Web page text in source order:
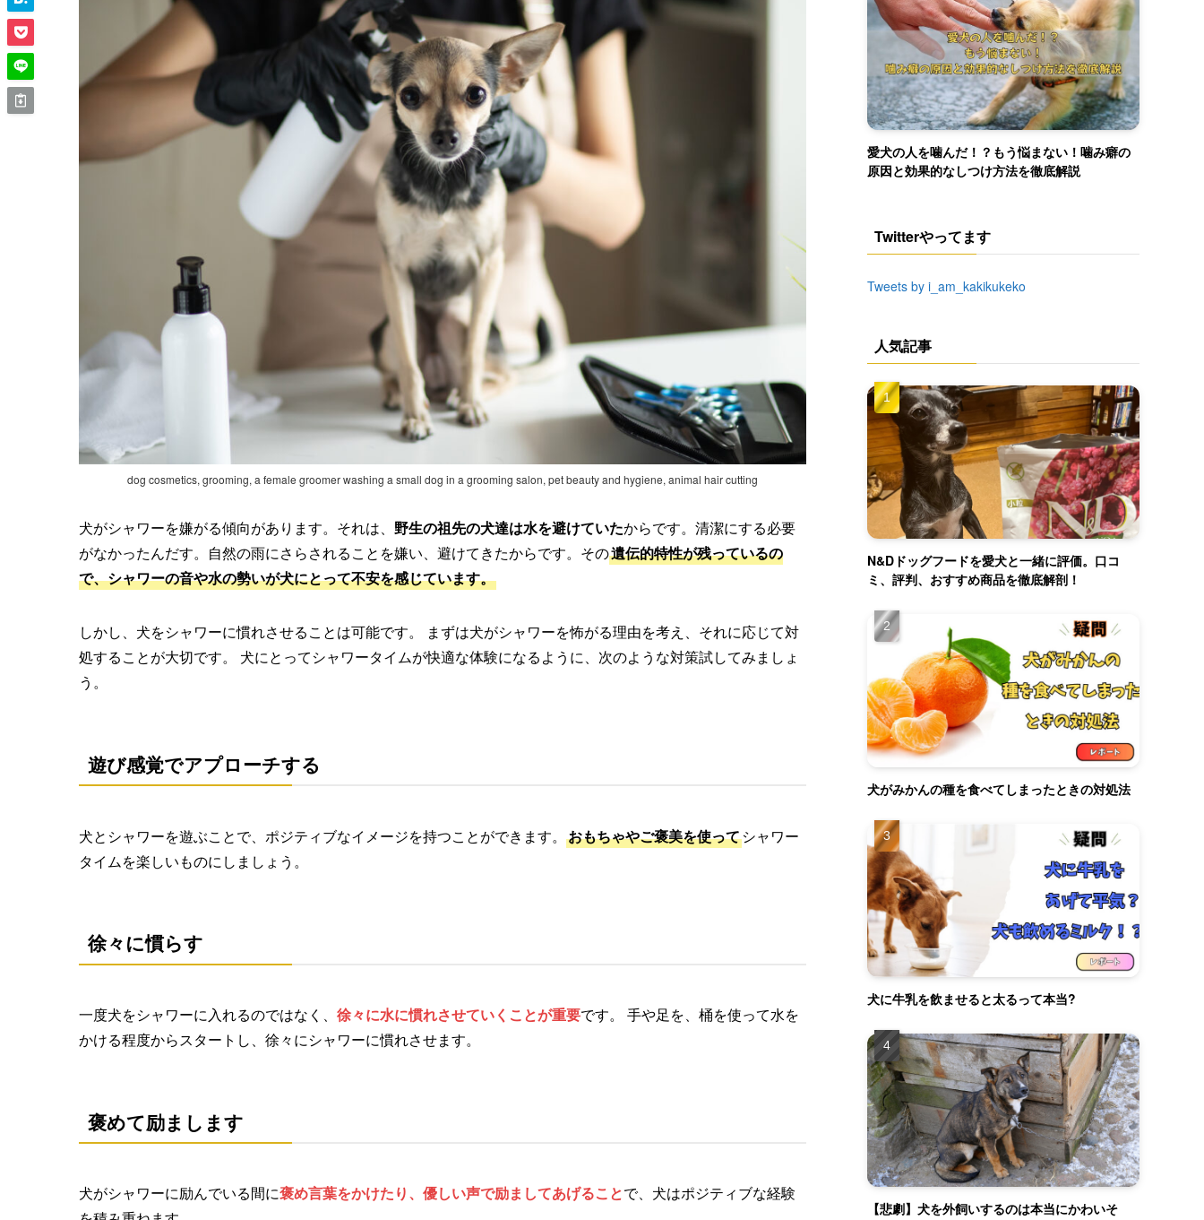
dog cosmetics, grooming, a female groomer washing a small dog in a grooming salon, pet beauty and hygiene, animal hair cutting
犬がシャワーを嫌がる傾向があります。それは、 野生の祖先の犬達は水を避けていたからです。清潔にする必要
がなかったんだす。自然の雨にさらされることを嫌い、避けてきたからです。その遺伝的特性が残っているの
で、シャワーの音や水の勢いが犬にとって不安を感じています。
しかし、犬をシャワーに慣れさせることは可能です。 まずは犬がシャワーを怖がる理由を考え、それに応じて対
処することが大切です。 犬にとってシャワータイムが快適な体験になるように、次のような対策試してみましょ
う。
遊び感覚でアプローチする
犬とシャワーを遊ぶことで、ポジティブなイメージを持つことができます。 おもちゃやご褒美を使ってシャワー
タイムを楽しいものにしましょう。
徐々に慣らす
一度犬をシャワーに入れるのではなく、 徐々に水に慣れさせていくことが重要です。 手や足を、桶を使って水を
かける程度からスタートし、徐々にシャワーに慣れさせます。
褒めて励まします
犬がシャワーに励んでいる間に褒め言葉をかけたり、優しい声で励ましてあげることで、犬はポジティブな経験
愛犬の人を噛んだ！？もう悩まない！噛み癖の
原因と効果的なしつけ方法を徹底解説
Twitterやってます
Tweets by i_am_kakikukeko
人気記事
N&Dドッグフードを愛犬と一緒に評価。口コ
ミ、評判、おすすめ商品を徹底解剖！
犬がみかんの種を食べてしまったときの対処法
犬に牛乳を飲ませると太るって本当?
【悲劇】犬を外飼いするのは本当にかわいそ